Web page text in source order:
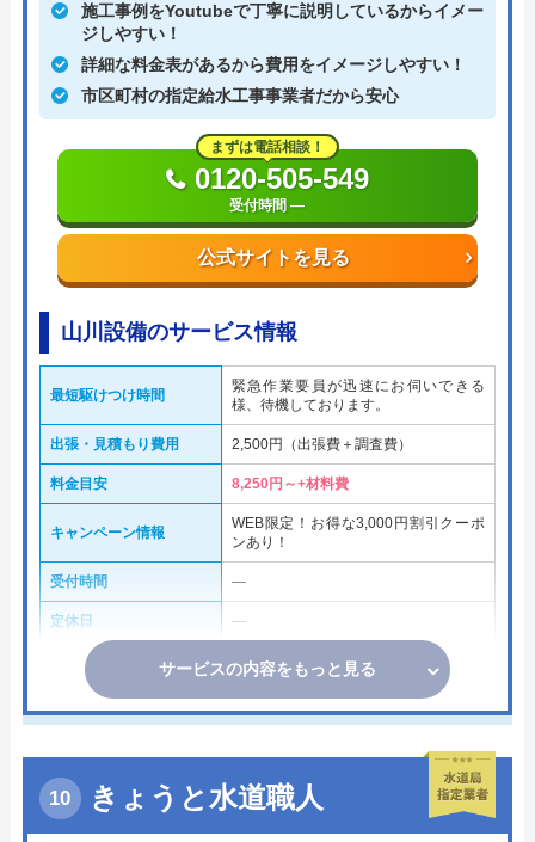
施工事例をYoutubeで丁寧に説明しているからイメー
ジしやすい！
詳細な料金表があるから費用をイメージしやすい！
市区町村の指定給水工事事業者だから安心
公式サイトを見る
まずは電話相談！
0120-505-549
受付時間 ―
山川設備のサービス情報
最短駆けつけ時間
緊急作業要員が迅速にお伺いできる
様、待機しております。
出張・見積もり費用 2,500円（出張費＋調査費）
料金目安 8,250円～+材料費
キャンペーン情報
WEB限定！お得な3,000円割引クーポ
ンあり！
受付時間 ―
定休日 ―
サービスの内容をもっと見る
きょうと水道職人